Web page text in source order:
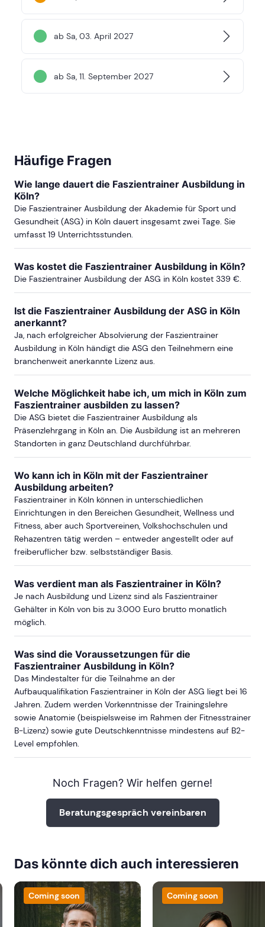
ab Sa, 03. April 2027
ab Sa, 11. September 2027
Häufige Fragen
Wie lange dauert die Faszientrainer Ausbildung in
Köln?
Die Faszientrainer Ausbildung der Akademie für Sport und
Gesundheit (ASG) in Köln dauert insgesamt zwei Tage. Sie
umfasst 19 Unterrichtsstunden.
Was kostet die Faszientrainer Ausbildung in Köln?
Die Faszientrainer Ausbildung der ASG in Köln kostet 339 €.
Ist die Faszientrainer Ausbildung der ASG in Köln
anerkannt?
Ja, nach erfolgreicher Absolvierung der Faszientrainer
Ausbildung in Köln händigt die ASG den Teilnehmern eine
branchenweit anerkannte Lizenz aus.
Welche Möglichkeit habe ich, um mich in Köln zum
Faszientrainer ausbilden zu lassen?
Die ASG bietet die Faszientrainer Ausbildung als
Präsenzlehrgang in Köln an. Die Ausbildung ist an mehreren
Standorten in ganz Deutschland durchführbar.
Wo kann ich in Köln mit der Faszientrainer
Ausbildung arbeiten?
Faszientrainer in Köln können in unterschiedlichen
Einrichtungen in den Bereichen Gesundheit, Wellness und
Fitness, aber auch Sportvereinen, Volkshochschulen und
Rehazentren tätig werden – entweder angestellt oder auf
freiberuflicher bzw. selbstständiger Basis.
Was verdient man als Faszientrainer in Köln?
Je nach Ausbildung und Lizenz sind als Faszientrainer
Gehälter in Köln von bis zu 3.000 Euro brutto monatlich
möglich.
Was sind die Voraussetzungen für die
Faszientrainer Ausbildung in Köln?
Das Mindestalter für die Teilnahme an der
Aufbauqualifikation Faszientrainer in Köln der ASG liegt bei 16
Jahren. Zudem werden Vorkenntnisse der Trainingslehre
sowie Anatomie (beispielsweise im Rahmen der Fitnesstrainer
B-Lizenz) sowie gute Deutschkenntnisse mindestens auf B2-
Level empfohlen.
Noch Fragen? Wir helfen gerne!
Beratungsgespräch vereinbaren
Das könnte dich auch interessieren
Coming soon Coming soon